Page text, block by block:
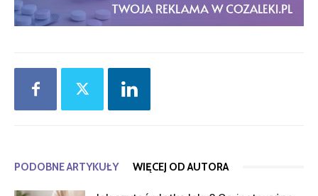
PODOBNE ARTYKUŁY WIĘCEJ OD AUTORA